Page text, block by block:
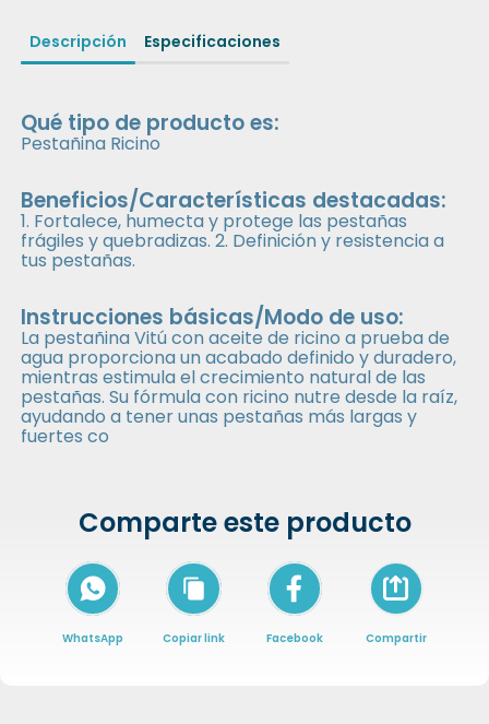
Descripción Especificaciones
Qué tipo de producto es:
Pestañina Ricino
Beneficios/Características destacadas:
1. Fortalece, humecta y protege las pestañas
frágiles y quebradizas. 2. Definición y resistencia a
tus pestañas.
Instrucciones básicas/Modo de uso:
La pestañina Vitú con aceite de ricino a prueba de
agua proporciona un acabado definido y duradero,
mientras estimula el crecimiento natural de las
pestañas. Su fórmula con ricino nutre desde la raíz,
ayudando a tener unas pestañas más largas y
fuertes co
Comparte este producto
WhatsApp Copiar link Facebook
Icon of arrow-
Compartir